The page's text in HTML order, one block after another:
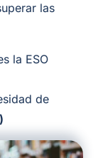
las
la ESO
de